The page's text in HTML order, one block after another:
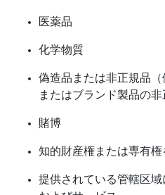
医薬品
化学物質
偽造品または非正規品
またはブランド製品の非
賭博
知的財産権または専有
提供されている管轄区